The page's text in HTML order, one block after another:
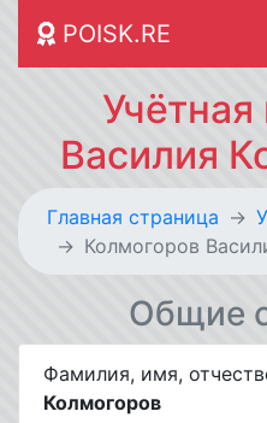
POISK.RE
Учётная
Василия
Главная страница
Колмогоров
Общие
Фамилия, имя,
Колмогоров